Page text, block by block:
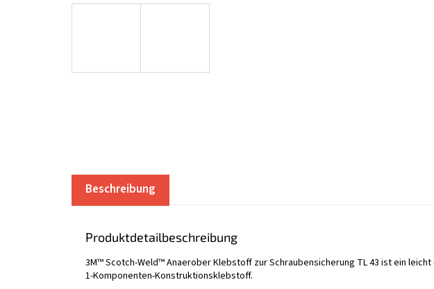
Beschreibung
Produktdetailbeschreibung
3M™ Scotch-Weld™ Anaerober Klebstoff zur Schraubensicherung TL 43 ist ein
1-Komponenten-Konstruktionsklebstoff.